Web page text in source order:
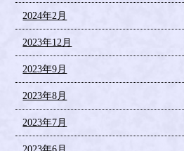
2024年2月
2023年12月
2023年9月
2023年8月
2023年7月